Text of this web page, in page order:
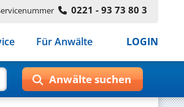
0221 - 93 73 80 3
Für Anwälte LOGIN